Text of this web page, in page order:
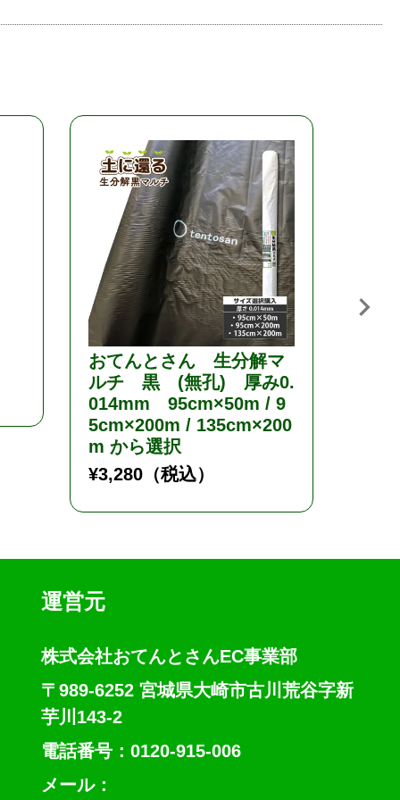
おてんとさん 生分解マ
ルチ 黒 (無孔) 厚み0.
014mm 95cm×50m / 9
5cm×200m / 135cm×200
m から選択
¥3,280 （税込）
運営元
株式会社おてんとさんEC事業部
〒989-6252 宮城県大崎市古川荒谷字新
芋川143-2
電話番号：0120-915-006
メール：